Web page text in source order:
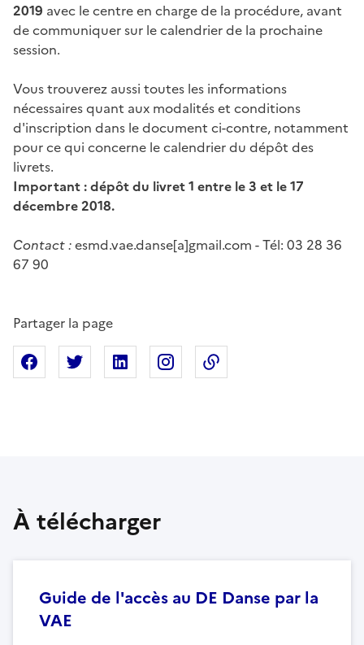
2019 avec le centre en charge de la procédure, avant
de communiquer sur le calendrier de la prochaine
session.
Vous trouverez aussi toutes les informations
nécessaires quant aux modalités et conditions
d'inscription dans le document ci-contre, notamment
pour ce qui concerne le calendrier du dépôt des
livrets.
Important : dépôt du livret 1 entre le 3 et le 17
décembre 2018.
Contact :esmd.vae.danse[a]gmail.com - Tél: 03 28 36
67 90
Partager la page
Partager sur Facebook
Partager sur XPartager sur Linkedin
Partager sur Instagram
À télécharger
Guide de l'accès au DE Danse par la
VAE